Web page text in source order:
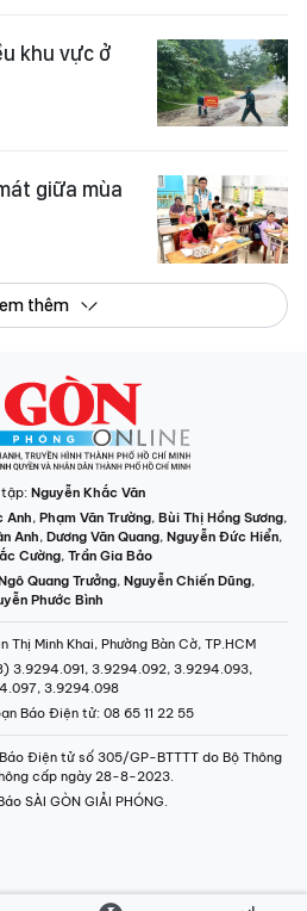
khu vực ở
giữa mùa
thêm
tập: Nguyễn Khắc Văn
Anh, Phạm Văn Trường, Bùi Thị Hồng Sương,
Anh, Dương Văn Quang, Nguyễn Đức Hiển,
Cường, Trần Gia Bảo
Quang Trưởng, Nguyễn Chiến Dũng,
Phước Bình
Minh Khai, Phường Bàn Cờ, TP.HCM
3.9294.091, 3.9294.092, 3.9294.093,
3.9294.098
Báo Điện tử: 08 65 11 22 55
Điện tử số 305/GP-BTTTT do Bộ Thông
cấp ngày 28-8-2023.
SÀI GÒN GIẢI PHÓNG.